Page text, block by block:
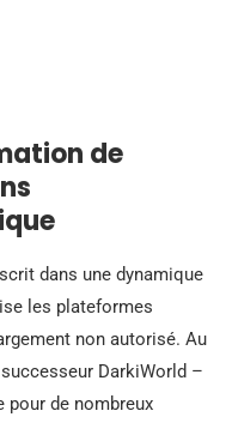
de
dans une dynamique
les plateformes
non autorisé. Au
DarkiWorld –
pour de nombreux